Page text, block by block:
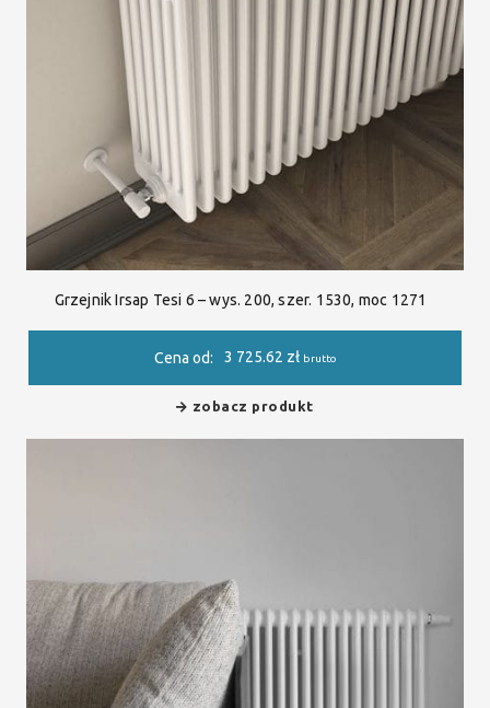
Grzejnik Irsap Tesi 6 – wys. 200, szer. 1530, moc 1271
Cena od: 3 725.62 zł brutto
zobacz produkt